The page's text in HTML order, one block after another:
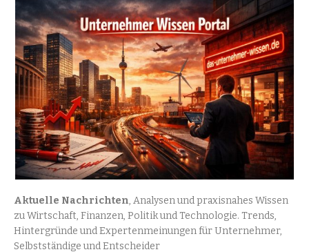
Aktuelle Nachrichten, Analysen und praxisnahes Wissen
zu Wirtschaft, Finanzen, Politik und Technologie. Trends,
Hintergründe und Expertenmeinungen für Unternehmer,
Selbstständige und Entscheider